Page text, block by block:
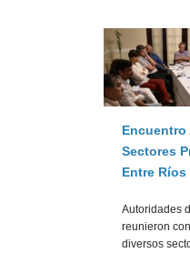
Encuentro
Sectores
Entre Ríos
Autoridades
reunieron
diversos